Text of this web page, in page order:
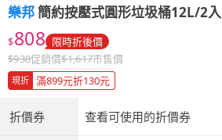
樂邦簡約按壓式圓形垃圾桶12L/2入
$808 限時折後價
$938促銷價$1,617市售價
現折 滿899元折130元
折價券 查看可使用的折價券